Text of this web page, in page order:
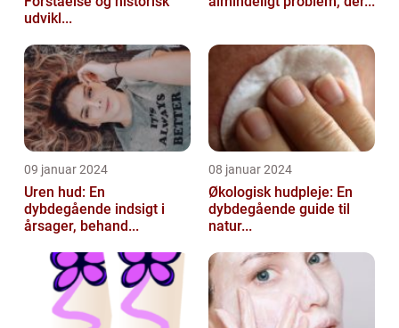
udvikl...
09 januar 2024
Uren hud: En
dybdegående indsigt i
årsager, behand...
08 januar 2024
Økologisk hudpleje: En
dybdegående guide til
natur...